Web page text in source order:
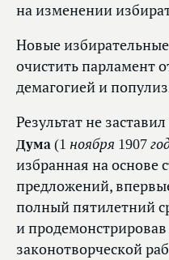
на изменении
Новые
очистить парламент
демагогией и
Результат не
Дума(1 ноября 1907
избранная на основе
предложений,
полный пятилетний
и продемонстрировав
законотворческой